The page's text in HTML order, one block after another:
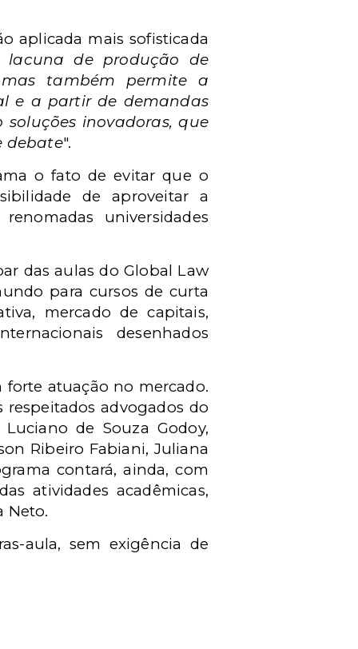
aplicada mais sofisticada
lacuna de produção de
também permite a
e a partir de demandas
inovadoras, que
debate".
o fato de evitar que o
de aproveitar a
universidades
das aulas do Global Law
para cursos de curta
mercado de capitais,
desenhados
atuação no mercado.
respeitados advogados do
de Souza Godoy,
Ribeiro Fabiani, Juliana
contará, ainda, com
atividades acadêmicas,
Neto.
aula, sem exigência de